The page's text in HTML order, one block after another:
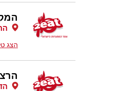
הרצל
הצג
הדוגית